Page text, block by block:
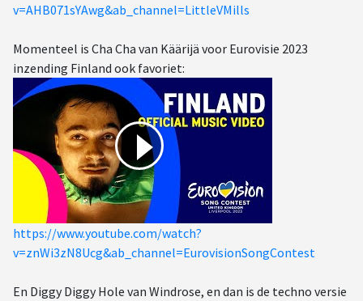
v=AHB071sYAwg&ab_channel=LittleVMills
Momenteel is Cha Cha van Käärijä voor Eurovisie 2023
inzending Finland ook favoriet:
https://www.youtube.com/watch?
v=znWi3zN8Ucg&ab_channel=EurovisionSongContest
En Diggy Diggy Hole van Windrose, en dan is de techno versie